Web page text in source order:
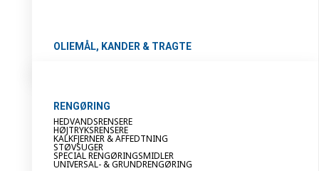
OLIEMÅL, KANDER & TRAGTE
RENGØRING
HEDVANDSRENSERE
HØJTRYKSRENSERE
KALKFJERNER & AFFEDTNING
STØVSUGER
SPECIAL RENGØRINGSMIDLER
UNIVERSAL- & GRUNDRENGØRING